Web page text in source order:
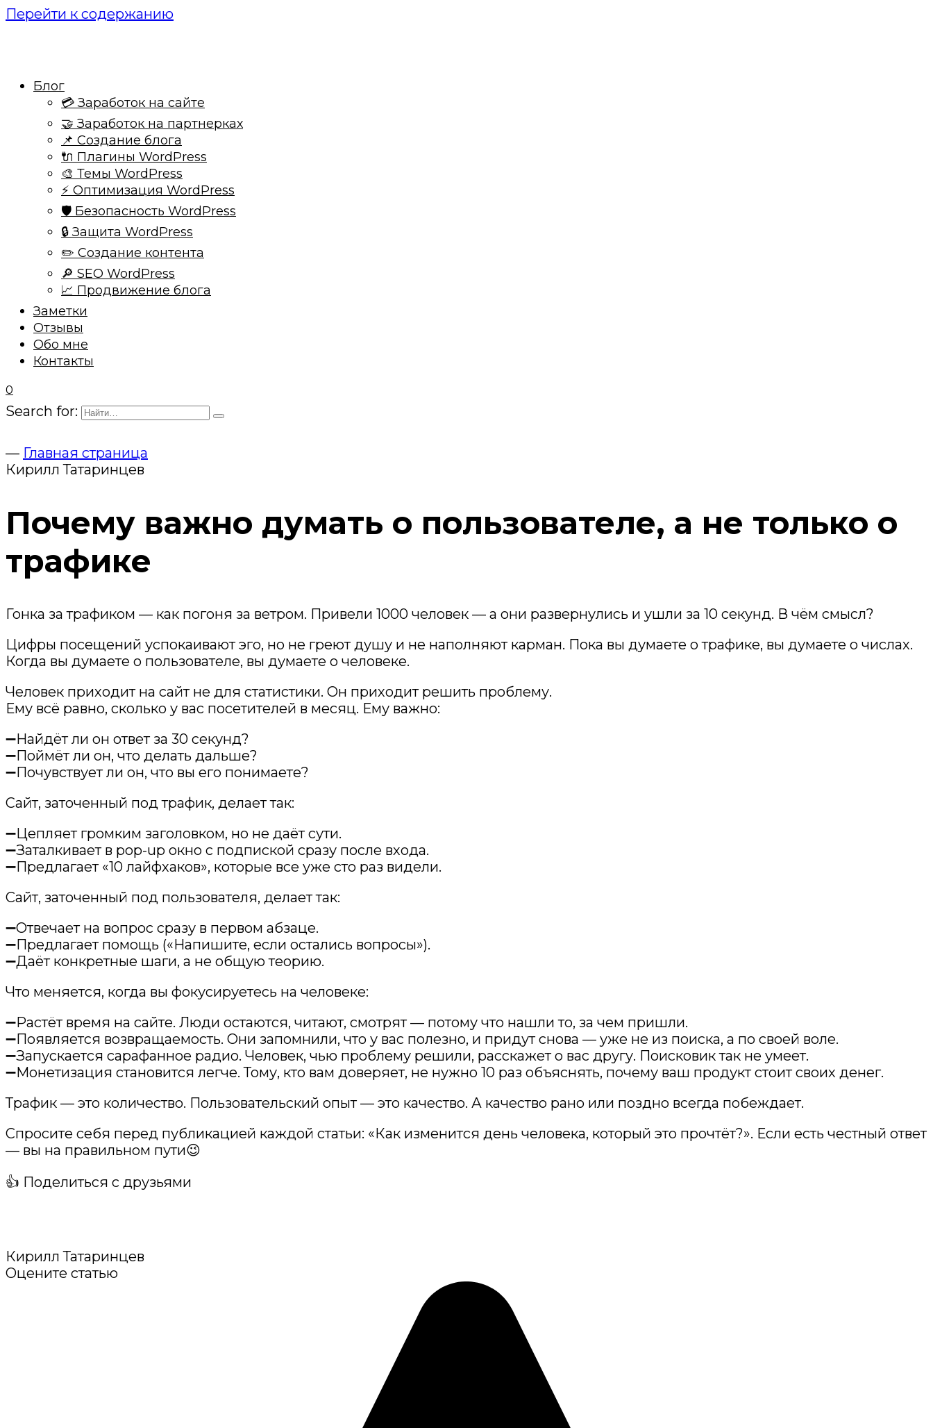
Перейти к содержанию
Блог
💳 Заработок на сайте
🤝 Заработок на партнерках
📌 Создание блога
🔌 Плагины WordPress
🎨 Темы WordPress
⚡ Оптимизация WordPress
🛡️ Безопасность WordPress
🔒 Защита WordPress
✏️ Создание контента
🔎 SEO WordPress
📈 Продвижение блога
Заметки
Отзывы
Обо мне
Контакты
0
Search for:
— Главная страница
Кирилл Татаринцев
Почему важно думать о пользователе, а не только о
трафике
Гонка за трафиком — как погоня за ветром. Привели 1000 человек — а они развернулись и ушли за 10 секунд. В чём смысл?
Цифры посещений успокаивают эго, но не греют душу и не наполняют карман. Пока вы думаете о трафике, вы думаете о числах.
Когда вы думаете о пользователе, вы думаете о человеке.
Человек приходит на сайт не для статистики. Он приходит решить проблему.
Ему всё равно, сколько у вас посетителей в месяц. Ему важно:
➖Найдёт ли он ответ за 30 секунд?
➖Поймёт ли он, что делать дальше?
➖Почувствует ли он, что вы его понимаете?
Сайт, заточенный под трафик, делает так:
➖Цепляет громким заголовком, но не даёт сути.
➖Заталкивает в pop-up окно с подпиской сразу после входа.
➖Предлагает «10 лайфхаков», которые все уже сто раз видели.
Сайт, заточенный под пользователя, делает так:
➖Отвечает на вопрос сразу в первом абзаце.
➖Предлагает помощь («Напишите, если остались вопросы»).
➖Даёт конкретные шаги, а не общую теорию.
Что меняется, когда вы фокусируетесь на человеке:
➖Растёт время на сайте. Люди остаются, читают, смотрят — потому что нашли то, за чем пришли.
➖Появляется возвращаемость. Они запомнили, что у вас полезно, и придут снова — уже не из поиска, а по своей воле.
➖Запускается сарафанное радио. Человек, чью проблему решили, расскажет о вас другу. Поисковик так не умеет.
➖Монетизация становится легче. Тому, кто вам доверяет, не нужно 10 раз объяснять, почему ваш продукт стоит своих денег.
Трафик — это количество. Пользовательский опыт — это качество. А качество рано или поздно всегда побеждает.
Спросите себя перед публикацией каждой статьи: «Как изменится день человека, который это прочтёт?». Если есть честный ответ
— вы на правильном пути😉
👍 Поделиться с друзьями
Кирилл Татаринцев
Оцените статью